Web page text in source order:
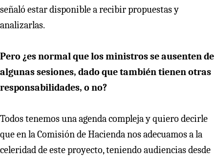
señaló estar disponible a recibir propuestas y
analizarlas.
Pero ¿es normal que los ministros se ausenten de
algunas sesiones, dado que también tienen otras
responsabilidades, o no?
Todos tenemos una agenda compleja y quiero decirle
que en la Comisión de Hacienda nos adecuamos a la
celeridad de este proyecto, teniendo audiencias desde